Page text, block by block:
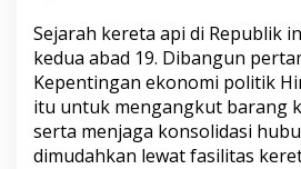
Sejarah kereta api di Republik
kedua abad 19. Dibangun
Kepentingan ekonomi politik
itu untuk mengangkut barang
serta menjaga konsolidasi
dimudahkan lewat fasilitas